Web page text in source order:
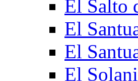
El Salto
El
El
El